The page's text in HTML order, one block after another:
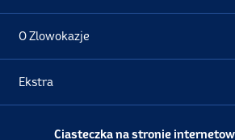
O Zlowokazje
Ekstra
PromocjeCiasteczka na stronie